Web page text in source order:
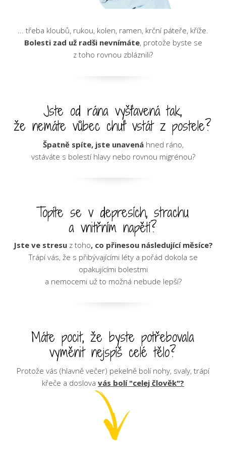
... třeba kloubů, rukou, kolen, ramen, krční páteře, kříže.
Bolesti zad už radši nevnímáte, protože byste se
z toho rovnou zbláznili?
Jste od rána vyšťavená tak,
že nemáte vůbec chuť vstát z postele?
Špatně spíte, jste unavenáhned ráno,
vstáváte s bolestí hlavy nebo rovnou migrénou?
Topíte se v depresích, strachu
a vnitřním napětí?
Jste ve stresuz toho, co přinesou následující měsíce?
Trápí vás, že s přibývajícími léty a pořád dokola se
opakujícími bolestmi
a nemocemi už to možná nebude lepší?
Máte pocit, že byste potřebovala
vyměnit nejspíš celé tělo?
Protože vás (hlavně večer) pekelně bolí nohy, svaly, trápí
křeče a doslova vás bolí "celej člověk"?